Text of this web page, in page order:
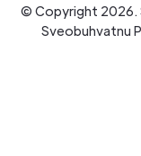
© Copyright 2026
Sveobuhvatnu